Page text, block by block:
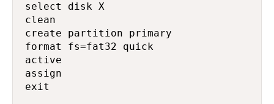
select disk X
clean
create partition primary
format fs=fat32 quick
active
assign
exit